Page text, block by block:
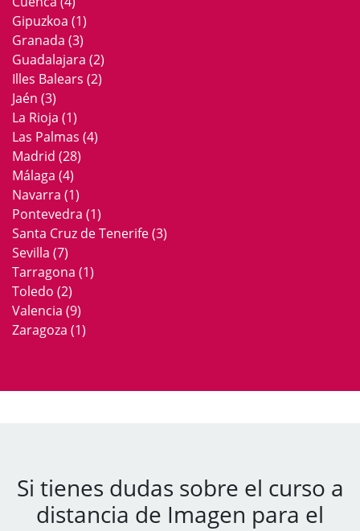
Gipuzkoa (1)
Granada (3)
Guadalajara (2)
Illes Balears (2)
Jaén (3)
La Rioja (1)
Las Palmas (4)
Madrid (28)
Málaga (4)
Navarra (1)
Pontevedra (1)
Santa Cruz de Tenerife(3)
Sevilla (7)
Tarragona (1)
Toledo (2)
Valencia (9)
Zaragoza (1)
Si tienes dudas sobre el curso a
distancia de Imagen para el